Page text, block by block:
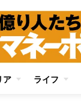
ア ライフ